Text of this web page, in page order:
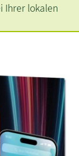
Ihrer lokalen